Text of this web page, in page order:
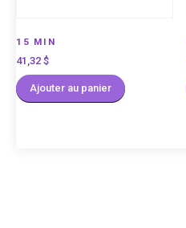
15 MIN
41,32 $
Ajouter au panier